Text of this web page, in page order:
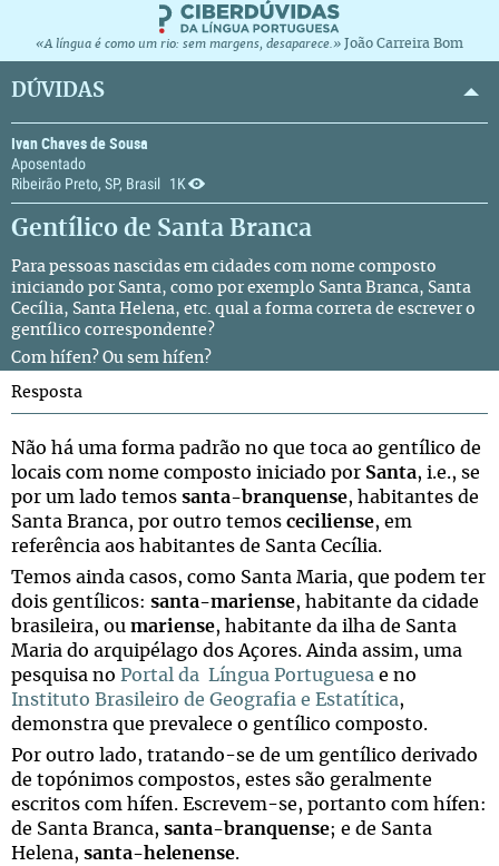
«A língua é como um rio: sem margens, desaparece.» João Carreira Bom
DÚVIDAS
Ivan Chaves de Sousa
Aposentado
Ribeirão Preto, SP, Brasil
1K
Gentílico de Santa Branca
Para pessoas nascidas em cidades com nome composto
iniciando por Santa, como por exemplo Santa Branca, Santa
Cecília, Santa Helena, etc. qual a forma correta de escrever o
gentílico correspondente?
Com hífen? Ou sem hífen?
Resposta
Não há uma forma padrão no que toca ao gentílico de
locais com nome composto iniciado por Santa, i.e., se
por um lado temos santa-branquense, habitantes de
Santa Branca, por outro temos ceciliense, em
referência aos habitantes de Santa Cecília.
Temos ainda casos, como Santa Maria, que podem ter
dois gentílicos: santa-mariense, habitante da cidade
brasileira, ou mariense, habitante da ilha de Santa
Maria do arquipélago dos Açores. Ainda assim, uma
pesquisa no Portal da Língua Portuguesa e no
Instituto Brasileiro de Geografia e Estatítica,
demonstra que prevalece o gentílico composto.
Por outro lado, tratando-se de um gentílico derivado
de topónimos compostos, estes são geralmente
escritos com hífen. Escrevem-se, portanto com hífen:
de Santa Branca, santa-branquense; e de Santa
Helena, santa-helenense.